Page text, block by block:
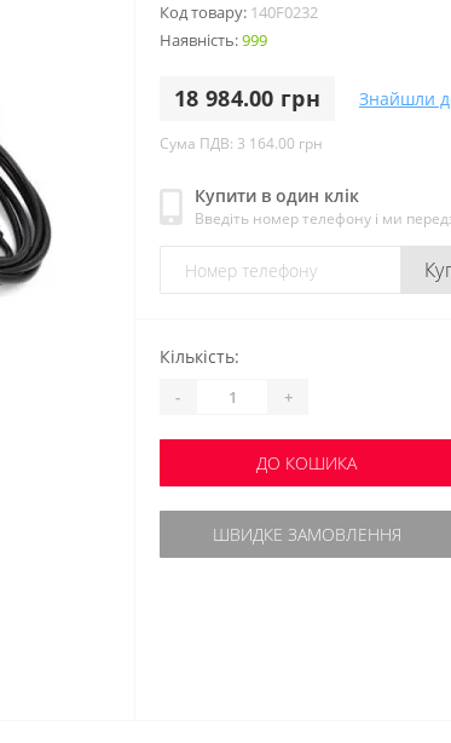
Код товару: 140F0232
Наявність:999
18 984.00 грн Знайшли
Сума ПДВ: 3 164.00 грн
Купити в один клік
Введіть номер телефону і ми
Кількість:
- +
ДО КОШИКА
ШВИДКЕ ЗАМОВЛЕННЯ